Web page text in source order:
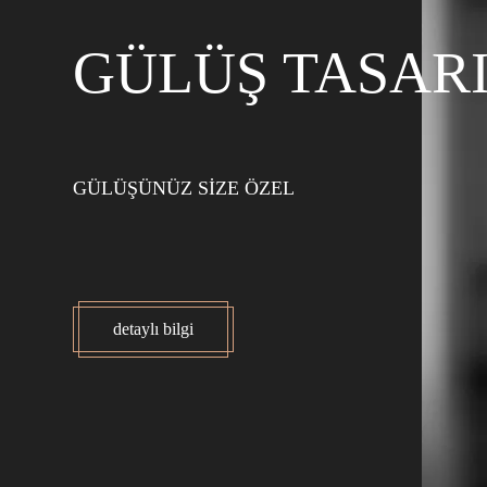
PORSELEN
SİZİN KADAR İNCE
detaylı bilgi